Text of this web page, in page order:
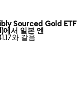
Sourced Gold ETF
서 일본 엔
와 같음